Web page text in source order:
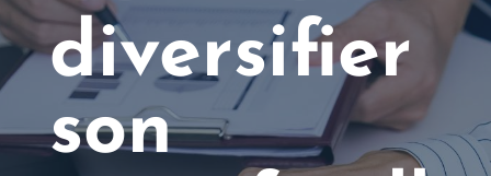
diversifier
son